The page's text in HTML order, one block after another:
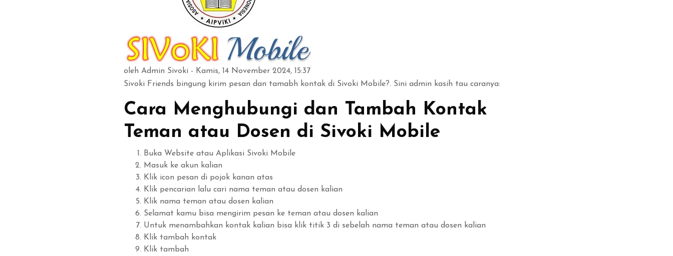
oleh Admin Sivoki - Kamis, 14 November 2024, 15:37
Sivoki Friends bingung kirim pesan dan tamabh kontak di Sivoki Mobile?. Sini admin kasih tau caranya:
Cara Menghubungi dan Tambah Kontak
Teman atau Dosen di Sivoki Mobile
Buka Website atau Aplikasi Sivoki Mobile
Masuk ke akun kalian
Klik icon pesan di pojok kanan atas
Klik pencarian lalu cari nama teman atau dosen kalian
Klik nama teman atau dosen kalian
Selamat kamu bisa mengirim pesan ke teman atau dosen kalian
Untuk menambahkan kontak kalian bisa klik titik 3 di sebelah nama teman atau dosen kalian
Klik tambah kontak
Klik tambah